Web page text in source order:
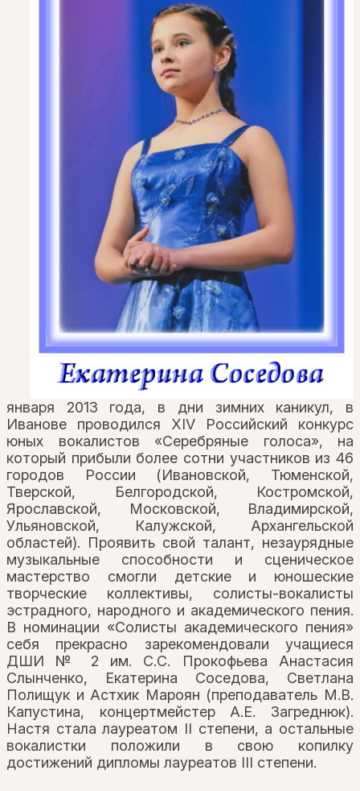
января 2013 года, в дни зимних каникул, в
Иванове проводился XIV Российский конкурс
юных вокалистов «Серебряные голоса», на
который прибыли более сотни участников из 46
городов России (Ивановской, Тюменской,
Тверской, Белгородской, Костромской,
Ярославской, Московской, Владимирской,
Ульяновской, Калужской, Архангельской
областей). Проявить свой талант, незаурядные
музыкальные способности и сценическое
мастерство смогли детские и юношеские
творческие коллективы, солисты-вокалисты
эстрадного, народного и академического пения.
В номинации «Солисты академического пения»
себя прекрасно зарекомендовали учащиеся
ДШИ № 2 им. С.С. Прокофьева Анастасия
Слынченко, Екатерина Соседова, Светлана
Полищук и Астхик Мароян (преподаватель М.В.
Капустина, концертмейстер А.Е. Загреднюк).
Настя стала лауреатом II степени, а остальные
вокалистки положили в свою копилку
достижений дипломы лауреатов III степени.